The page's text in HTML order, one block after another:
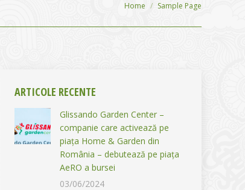
You are here:
Home Sample Page
ARTICOLE RECENTE
Glissando Garden Center –
companie care activează pe
piața Home & Garden din
România – debutează pe piața
AeRO a bursei
03/06/2024